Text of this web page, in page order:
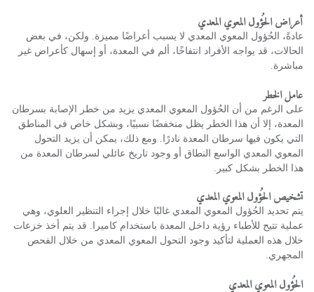
أعراض الحُؤول المعوي المعدي
عادةً، الحُؤول المعوي المعدي لا يسبب أعراضًا مميزة. ولكن، في بعض
الحالات، قد يواجه الأفراد انتفاخًا، ألم في المعدة، أو إسهال كأعراض غير
مباشرة.
عامل الخطر
على الرغم من أن الحُؤول المعوي المعدي يزيد من خطر الإصابة بسرطان
المعدة، إلا أن هذا الخطر يظل منخفضًا نسبيًا، وبشكل خاص في المناطق
التي يكون فيها سرطان المعدة نادرًا. ومع ذلك، يمكن أن يزيد التحول
المعوي المعدي الواسع النطاق أو وجود تاريخ عائلي لسرطان المعدة من
هذا الخطر بشكل كبير.
تشخيص الحُؤول المعوي المعدي
يتم تحديد الحُؤول المعوي المعدي غالبًا خلال إجراء التنظير العلوي، وهي
عملية تتيح للأطباء رؤية داخل المعدة باستخدام كاميرا. قد يتم أخذ خزعات
خلال هذه العملية لتأكيد وجود التحول المعوي المعدي من خلال الفحص
المجهري.
الحُؤول المعوي المعدي